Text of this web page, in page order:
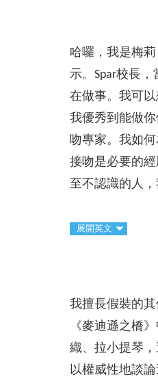
哈囉，我是梅
示。Spar校長
在做事。我可
我優秀到能做
吻專家。我如
接吻是必要的
至不認識的人
展開英文
我擅長假裝的
《麥迪遜之橋
織、拉小提琴
以權威性地談